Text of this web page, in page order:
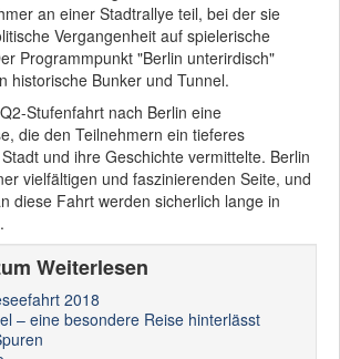
an einer Stadtrallye teil, bei der sie
Vergangenheit auf spielerische
Programmpunkt "Berlin unterirdisch"
historische Bunker und Tunnel.
Stufenfahrt nach Berlin eine
die den Teilnehmern ein tieferes
und ihre Geschichte vermittelte. Berlin
vielfältigen und faszinierenden Seite, und
diese Fahrt werden sicherlich lange in
Weiterlesen
2018
– eine besondere Reise hinterlässt